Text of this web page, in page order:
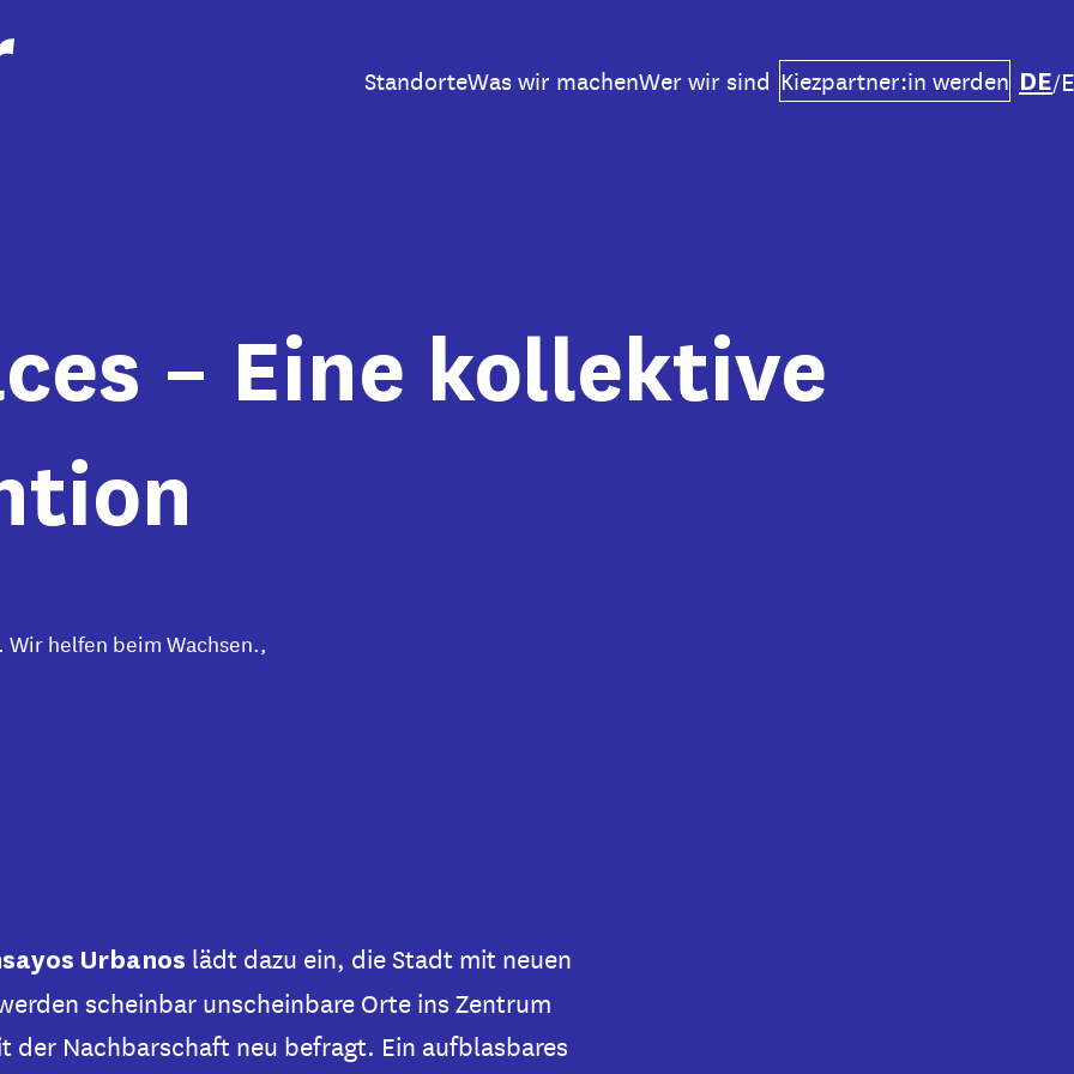
StandorteWas wir machenWer wir sind Kiezpartner:in werden DE/
– Eine kollektive
helfen beim Wachsen.,
Urbanos lädt dazu ein, die Stadt mit neuen
scheinbar unscheinbare Orte ins Zentrum
Nachbarschaft neu befragt. Ein aufblasbares